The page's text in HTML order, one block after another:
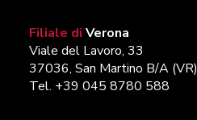
Filiale di Verona
Viale del Lavoro, 33
37036, San Martino B/A (VR)
Tel. +39 045 8780 588